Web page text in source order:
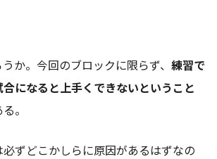
か。今回のブロックに限らず、 練習で
になると上手くできないということ
。
ずどこかしらに原因があるはずなの